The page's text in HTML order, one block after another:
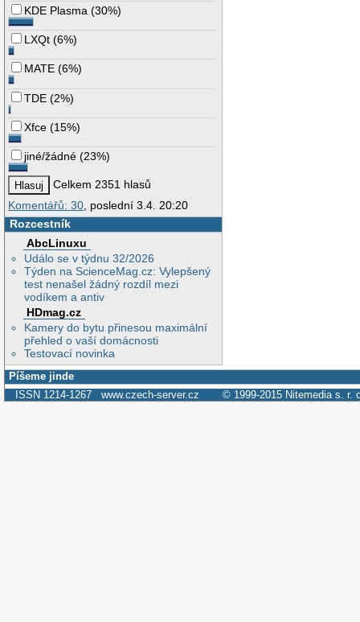
KDE Plasma (30%)
LXQt (6%)
MATE (6%)
TDE (2%)
Xfce (15%)
jiné/žádné (23%)
Celkem 2351 hlasů
Komentářů: 30 , poslední 3.4. 20:20
Rozcestník
AbcLinuxu
Událo se v týdnu 32/2026
Týden na ScienceMag.cz: Vylepšený
test nenašel žádný rozdíl mezi
vodíkem a antiv
HDmag.cz
Kamery do bytu přinesou maximální
přehled o vaší domácnosti
Testovací novinka
Píšeme jinde
ISSN 1214-1267 www.czech-server.cz © 1999-2015 Nitemedia s. r.